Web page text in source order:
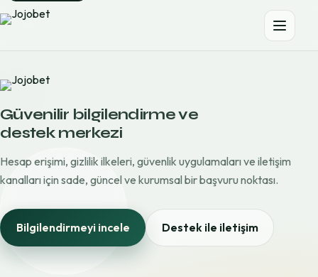
Güvenilir bilgilendirme ve
destek merkezi
Hesap erişimi, gizlilik ilkeleri, güvenlik uygulamaları ve iletişim
kanalları için sade, güncel ve kurumsal bir başvuru noktası.
Bilgilendirmeyi incele Destek ile iletişim